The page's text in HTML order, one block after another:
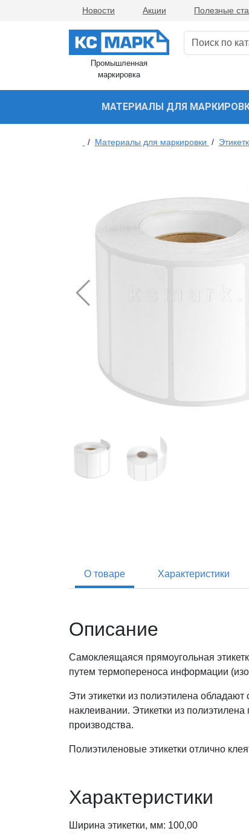
Новости Акции Полезные
Промышленная
маркировка
МАТЕРИАЛЫ ДЛЯ
/ Материалы для маркировки /
О товаре Характеристики
Описание
Самоклеящаяся прямоугольная
путем термопереноса информации
Эти этикетки из полиэтилена
наклеивании. Этикетки из
производства.
Полиэтиленовые этикетки отлично
Характеристики
Ширина этикетки, мм: 100,00